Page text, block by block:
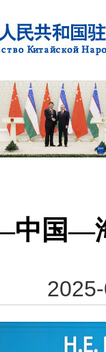
中国—